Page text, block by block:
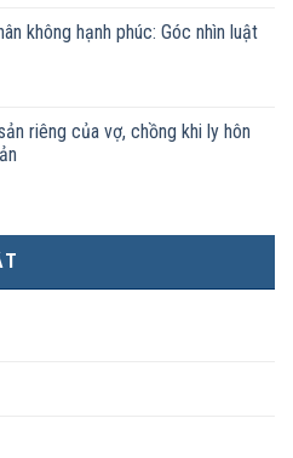
không hạnh phúc: Góc nhìn luật
riêng của vợ, chồng khi ly hôn